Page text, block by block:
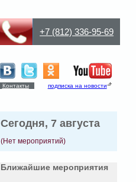
+7 (812) 336-95-69
Контакты подписка на новости
Сегодня, 7 августа
(Нет мероприятий)
Ближайшие мероприятия